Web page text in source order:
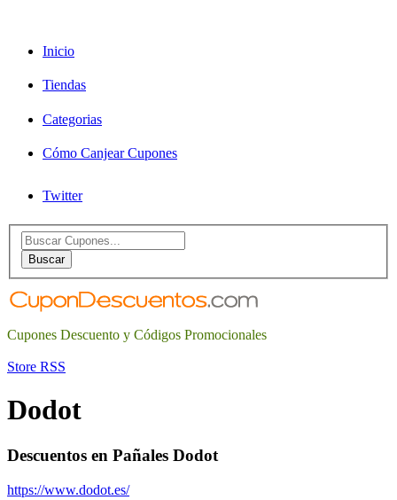
Inicio
Tiendas
Categorias
Cómo Canjear Cupones
Twitter
Search
for:Buscar
Cupones Descuento y Códigos Promocionales
Store RSS
Dodot
Descuentos en Pañales Dodot
https://www.dodot.es/